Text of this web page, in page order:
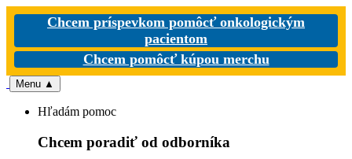
Chcem príspevkom pomôcť onkologickým
pacientom
Chcem pomôcť kúpou merchu
Menu ▲
Hľadám pomoc
Chcem poradiť od odborníka